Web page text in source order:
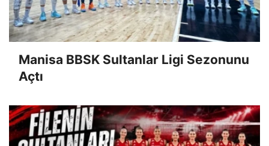
Manisa BBSK Sultanlar Ligi Sezonunu
Açtı